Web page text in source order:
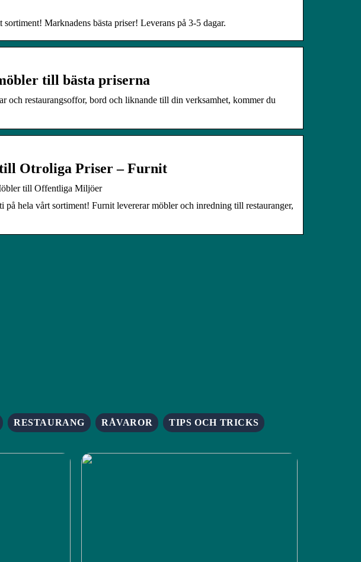
Marknadens bästa priser! Leverans på 3-5 dagar.
till bästa priserna
och restaurangsoffor, bord och liknande till din verksamhet, kommer du
Otroliga Priser – Furnit
till Offentliga Miljöer
på hela vårt sortiment! Furnit levererar möbler och inredning till restauranger,
RESTAURANG RÅVAROR TIPS OCH TRICKS